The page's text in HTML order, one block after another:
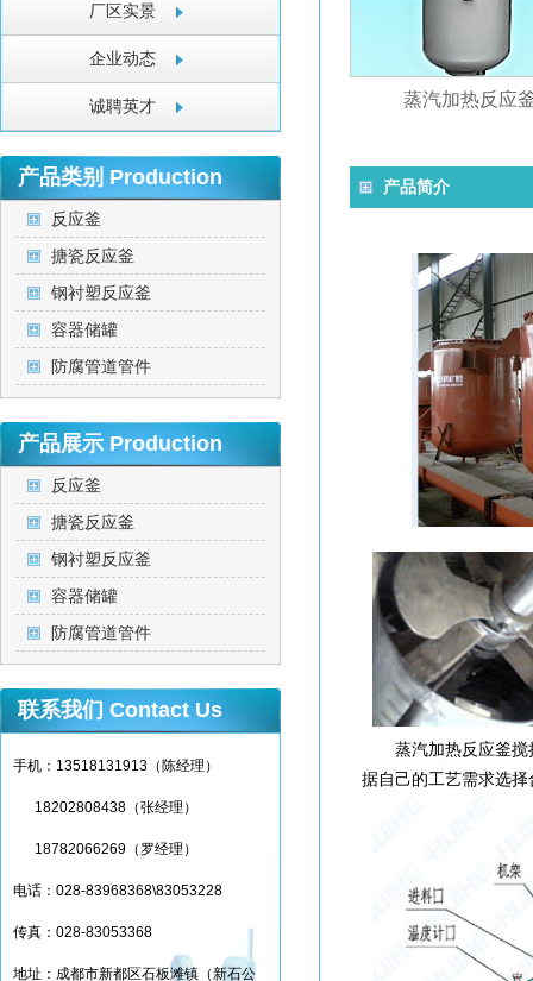
蒸汽加热反应
产品简介
蒸汽加热反应釜搅
据自己的工艺需求选
厂区实景
企业动态
诚聘英才
产品类别 Production
反应釜
搪瓷反应釜
钢衬塑反应釜
容器储罐
防腐管道管件
产品展示 Production
反应釜
搪瓷反应釜
钢衬塑反应釜
容器储罐
防腐管道管件
联系我们 Contact Us
手机：13518131913（陈经理）
18202808438（张经理）
18782066269（罗经理）
电话：028-83968368\83053228
传真：028-83053368
地址：成都市新都区石板滩镇（新石公